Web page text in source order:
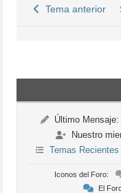
Tema anterior
Último Mensaje:
Nuestro
Temas Recientes
Iconos del Foro:
El